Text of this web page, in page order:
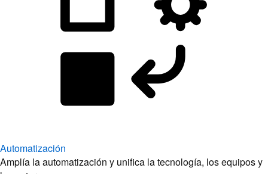
Automatización
Amplía la automatización y unifica la tecnología, los equipos y